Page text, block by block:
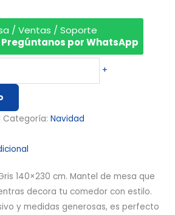
/ Ventas / Soporte
Pregúntanos por WhatsApp
+
Categoría: Navidad
140×230 cm. Mantel de mesa que
decora tu comedor con estilo.
y medidas generosas, es perfecto